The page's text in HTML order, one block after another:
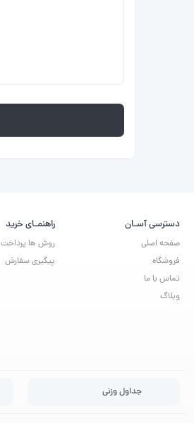
دسترسی آسـان
صفحه اصلی
فروشگاه
تماس با ما
وبلاگ
راهنمـای خرید
روش ها پرداخت
پیگیری سفارش
جداول وزنی